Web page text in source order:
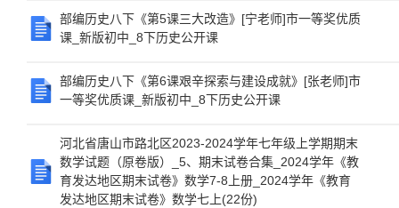
部编历史八下《第5课三大改造》[宁老师]市一等奖优质
课_新版初中_8下历史公开课
部编历史八下《第6课艰辛探索与建设成就》[张老师]市
一等奖优质课_新版初中_8下历史公开课
河北省唐山市路北区2023-2024学年七年级上学期期末
数学试题（原卷版）_5、期末试卷合集_2024学年《教
育发达地区期末试卷》数学7-8上册_2024学年《教育
发达地区期末试卷》数学七上(22份)